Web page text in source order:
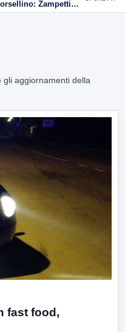
Zampetti e
alle polemiche
aggiornamenti della
fast food,